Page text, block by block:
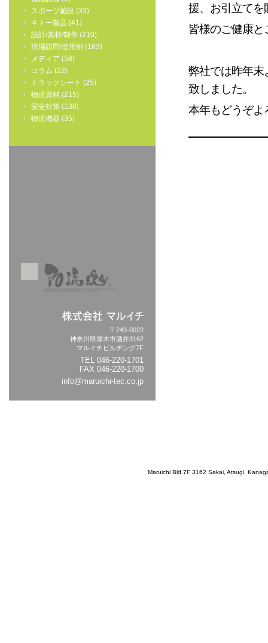
スポーツ施設 (33)
キトー製品 (41)
設計/素材/制作 (210)
現場訪問/使用例 (183)
メディア (58)
コラム (22)
トラックシート (25)
物流資材 (215)
安全対策 (130)
物流機器 (35)
〒243-0022
神奈川県厚木市酒井3162
マルイチビルヂング7F
TEL 046-220-1701
FAX 046-220-1700
info@maruichi-tec.co.jp
援、お引立てを
皆様のご健康
弊社では昨年末
致しました。
本年もどうぞよ
Maruichi Bld.7F 3162 Sakai, Atsugi,